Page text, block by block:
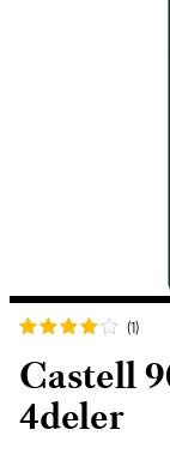
(1)
Castell
4deler